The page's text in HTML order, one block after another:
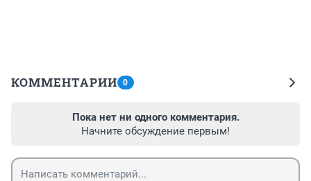
КОММЕНТАРИИ 0
Пока нет ни одного комментария.
Начните обсуждение первым!